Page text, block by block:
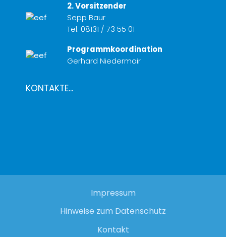
2. Vorsitzender
Sepp Baur
Tel: 08131 / 73 55 01
Programmkoordination
Gerhard Niedermair
KONTAKTE...
Impressum
Hinweise zum Datenschutz
Kontakt